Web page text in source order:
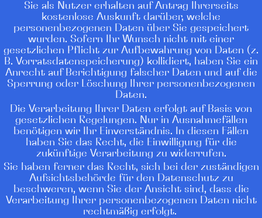
Sie als Nutzer erhalten auf Antrag Ihrerseits
kostenlose Auskunft darüber, welche
personenbezogenen Daten über Sie gespeichert
wurden. Sofern Ihr Wunsch nicht mit einer
gesetzlichen Pflicht zur Aufbewahrung von Daten (z.
B. Vorratsdatenspeicherung) kollidiert, haben Sie ein
Anrecht auf Berichtigung falscher Daten und auf die
Sperrung oder Löschung Ihrer personenbezogenen
Daten.
Die Verarbeitung Ihrer Daten erfolgt auf Basis von
gesetzlichen Regelungen. Nur in Ausnahmefällen
benötigen wir Ihr Einverständnis. In diesen Fällen
haben Sie das Recht, die Einwilligung für die
zukünftige Verarbeitung zu widerrufen.
Sie haben ferner das Recht, sich bei der zuständigen
Aufsichtsbehörde für den Datenschutz zu
beschweren, wenn Sie der Ansicht sind, dass die
Verarbeitung Ihrer personenbezogenen Daten nicht
rechtmäßig erfolgt.